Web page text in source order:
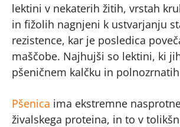
lektini v nekaterih žitih, vrstah
in fižolih nagnjeni k ustvarjanju
rezistence, kar je posledica
maščobe. Najhujši so lektini, ki
pšeničnem kalčku in
Pšenica ima ekstremne
živalskega proteina, in to v